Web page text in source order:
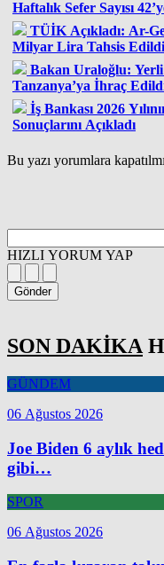
Haftalık Sefer Sayısı
TÜİK Açıkladı: Ar-
Milyar Lira Tahsis Edildi
Bakan Uraloğlu:
Tanzanya’ya İhraç
İş Bankası 2026
Sonuçlarını Açıkladı
Bu yazı yorumlara
HIZLI YORUM YAP
Gönder
SON DAKİKA
GÜNDEM
06 Ağustos 2026
Joe Biden 6 aylık
gibi…
SPOR
06 Ağustos 2026